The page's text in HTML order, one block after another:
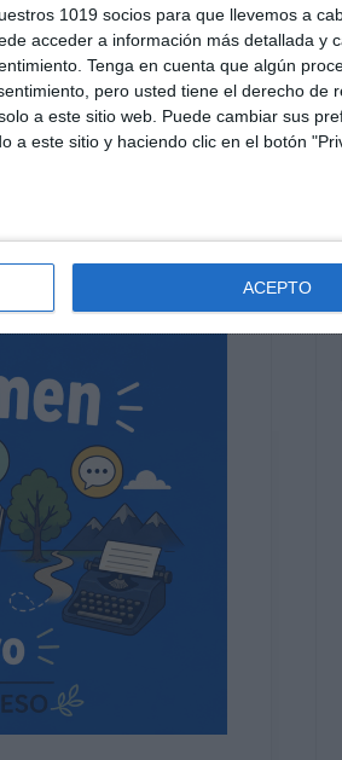
1019 socios para que llevemos a
acceder a información más detallada y
Tenga en cuenta que algún
pero usted tiene el derecho de
a este sitio web. Puede cambiar sus
a este sitio y haciendo clic en el botón
ACEPTO
,estilo directo e
, hiperónimos e
material imprimible
modelo
recurso educativo